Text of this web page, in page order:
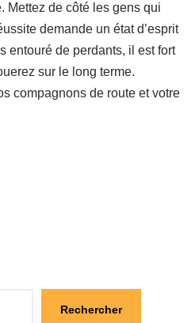
Mettez de côté les gens qui
demande un état d’esprit
entouré de perdants, il est fort
sur le long terme.
compagnons de route et votre
Rechercher